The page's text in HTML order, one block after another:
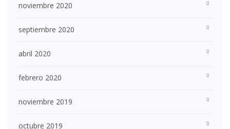
noviembre 2020
septiembre 2020
abril 2020
febrero 2020
noviembre 2019
octubre 2019